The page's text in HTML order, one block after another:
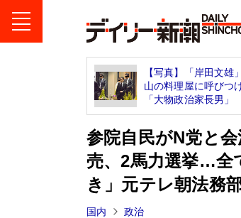
【写真】「岸田文雄
山の料理屋に呼びつ
「大物政治家長男」
参院自民がN党と
売、2馬力選挙…全
き」元テレ朝法務
国内 政治